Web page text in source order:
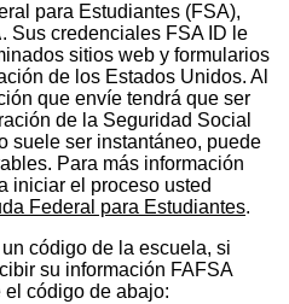
para Estudiantes (FSA),
. Sus credenciales FSA ID le
sitios web y formularios
de los Estados Unidos. Al
que envíe tendrá que ser
de la Seguridad Social
suele ser instantáneo, puede
Para más información
iniciar el proceso usted
Federal para Estudiantes.
código de la escuela, si
su información FAFSA
el código de abajo: